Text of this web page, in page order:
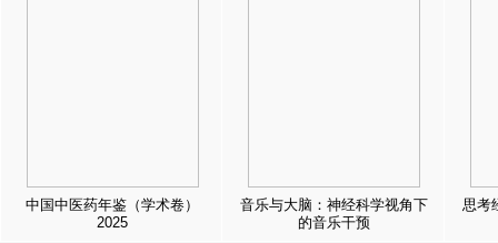
中国中医药年鉴（学术卷）
2025
音乐与大脑：神经科学视角下
的音乐干预
思考